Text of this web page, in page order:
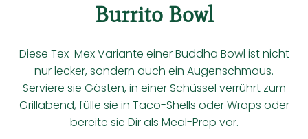
Hoffest 2026
Hauslieferservice - So geht's
Burrito Bowl
Diese Tex-Mex Variante einer Buddha Bowl ist nicht
nur lecker, sondern auch ein Augenschmaus.
Serviere sie Gästen, in einer Schüssel verrührt zum
Grillabend, fülle sie in Taco-Shells oder Wraps oder
bereite sie Dir als Meal-Prep vor.